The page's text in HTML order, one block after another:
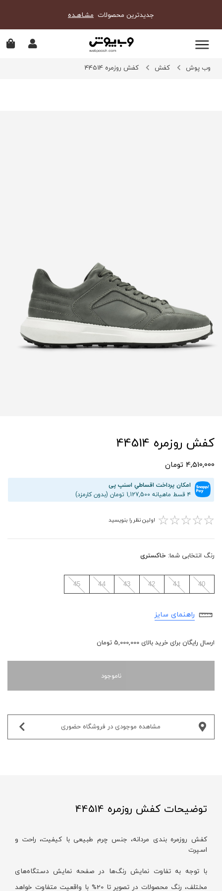
جدیدترین محصولات مشـاهـده
وب پوش کفش کفش روزمره 44514
کفش روزمره 44514
4,510,000 تومان
امکان پرداخت اقساطیِ اسنپ پی
۴ قسط ماهیانه 1,127,500 تومان (بدون کارمزد)
☆
☆
☆
☆
☆ اولین نظر را بنویسید
رنگ انتخابی شما: خاکستری
40
41
42
43
44
45
راهنمای سایز
ارسال رایگان برای خرید بالای 5,000,000 تومان
ناموجود
مشاهده موجودی در فروشگاه حضوری‌
توضیحات کفش روزمره 44514
کفش روزمره بندی مردانه، جنس چرم طبیعی با کیفیت، راحت و
اسپرت
با توجه به تفاوت نمایش رنگ‌ها در صفحه نمایش دستگاه‌های
مختلف، رنگ محصولات در تصویر تا 20% با واقعیت متفاوت خواهد